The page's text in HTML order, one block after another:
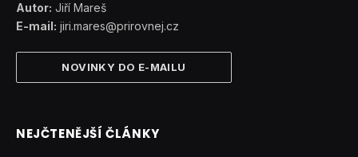
Autor: Jiří Mareš
E-mail: jiri.mares@prirovnej.cz
NOVINKY DO E-MAILU
NEJČTENĚJŠÍ ČLÁNKY